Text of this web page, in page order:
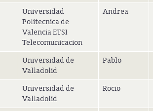
Universidad
Politecnica de
Valencia ETSI
Telecomunicacion
Andrea
Universidad de
Valladolid
Pablo
Universidad de
Valladolid
Rocio